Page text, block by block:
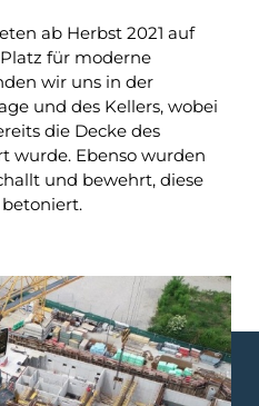
ab Herbst 2021 auf
für moderne
wir uns in der
und des Kellers, wobei
die Decke des
wurde. Ebenso wurden
und bewehrt, diese